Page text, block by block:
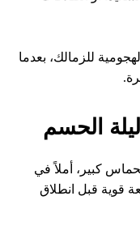
للزمالك، بعدما
الحسم
كبير، أملاً في
قوية قبل انطلاق